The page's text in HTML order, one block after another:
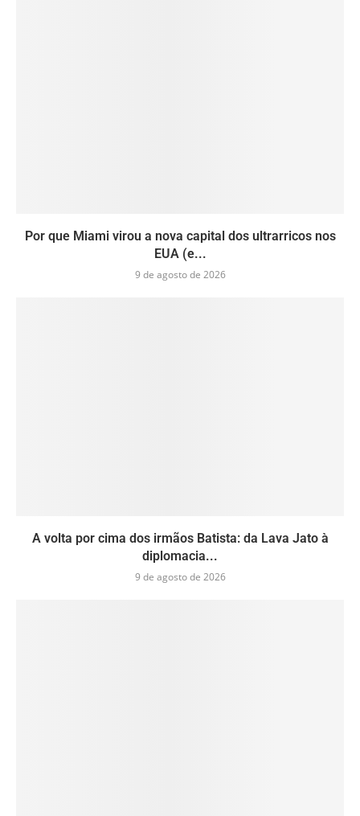
Por que Miami virou a nova capital dos ultrarricos nos
EUA (e...
9 de agosto de 2026
A volta por cima dos irmãos Batista: da Lava Jato à
diplomacia...
9 de agosto de 2026